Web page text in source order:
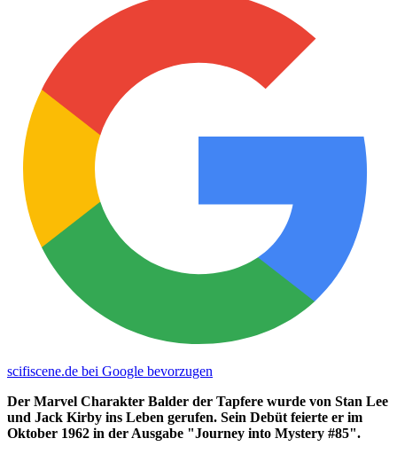
scifiscene.de bei Google bevorzugen
Der Marvel Charakter Balder der Tapfere wurde von Stan Lee
und Jack Kirby ins Leben gerufen. Sein Debüt feierte er im
Oktober 1962 in der Ausgabe "Journey into Mystery #85".